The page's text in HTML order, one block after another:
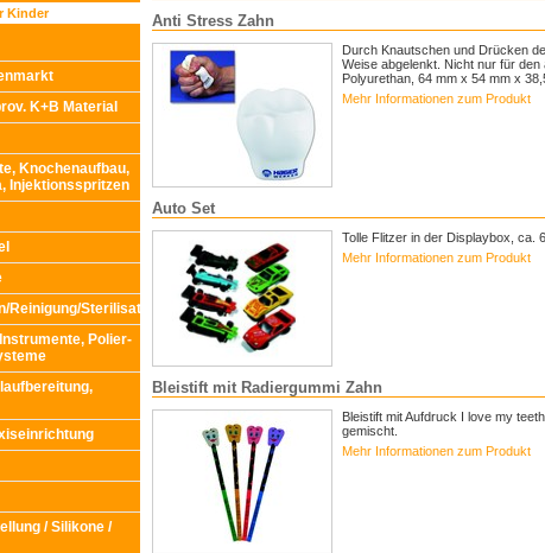
Kinder
K+B Material
Knochenaufbau,
Injektionsspritzen
Reinigung/Sterilisation
Polier-
/ Silikone /
Anti Stress Zahn
Durch Knautschen und Drücken
Weise abgelenkt. Nicht nur für
Polyurethan, 64 mm x 54 mm x
Mehr Informationen zum Produkt
Auto Set
Tolle Flitzer in der Displaybox, ca.
Mehr Informationen zum Produkt
Bleistift mit Radiergummi Zahn
Bleistift mit Aufdruck I love my
gemischt.
Mehr Informationen zum Produkt